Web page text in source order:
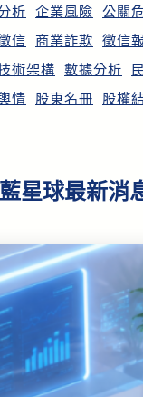
析 企業風險 公關
信 商業詐欺 徵信
術架構 數據分析
情 股東名冊 股權
藍星球最新消